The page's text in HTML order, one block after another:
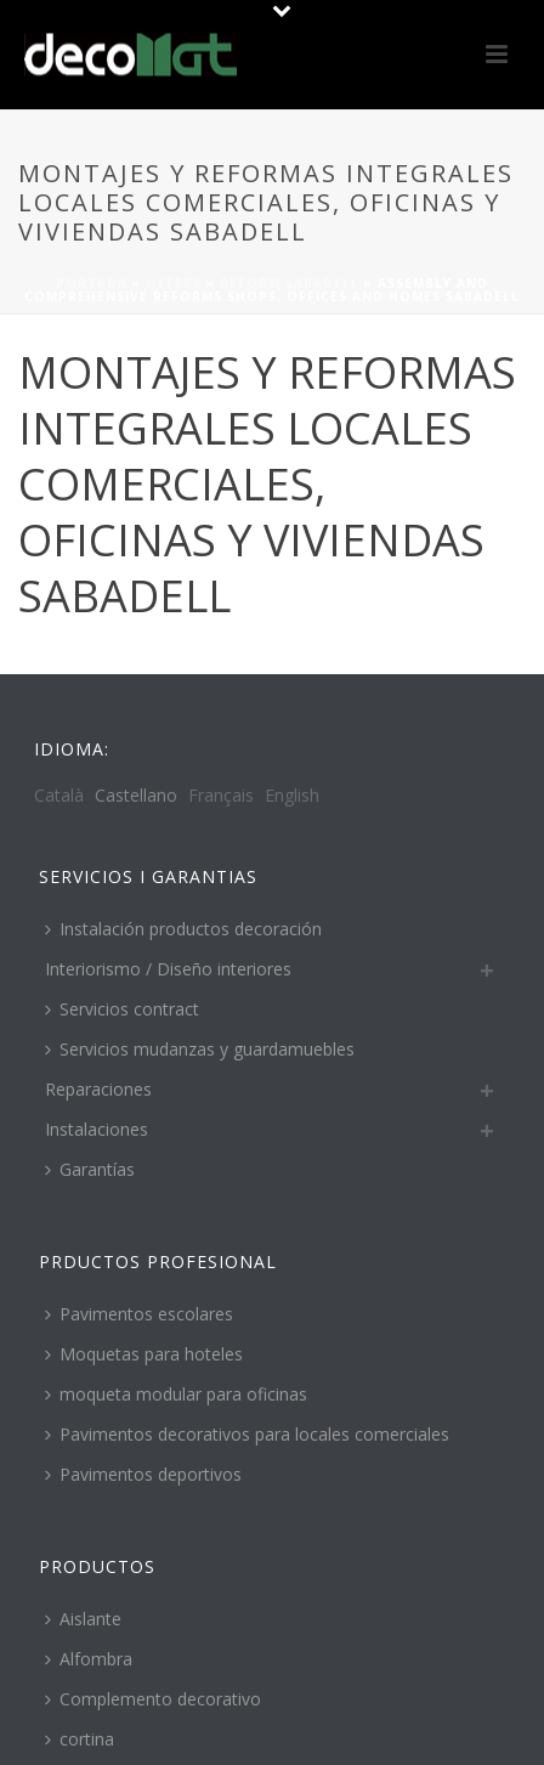
MONTAJES Y REFORMAS INTEGRALES
LOCALES COMERCIALES, OFICINAS Y
VIVIENDAS SABADELL
MONTAJES Y REFORMAS
INTEGRALES LOCALES
COMERCIALES,
OFICINAS Y VIVIENDAS
SABADELL
IDIOMA:
Català Castellano Français English
SERVICIOS I GARANTIAS
Instalación productos decoración
Interiorismo / Diseño interiores
Servicios contract
Servicios mudanzas y guardamuebles
Reparaciones
Instalaciones
Garantías
PRDUCTOS PROFESIONAL
Pavimentos escolares
Moquetas para hoteles
moqueta modular para oficinas
Pavimentos decorativos para locales comerciales
Pavimentos deportivos
PRODUCTOS
Aislante
Alfombra
Complemento decorativo
cortina